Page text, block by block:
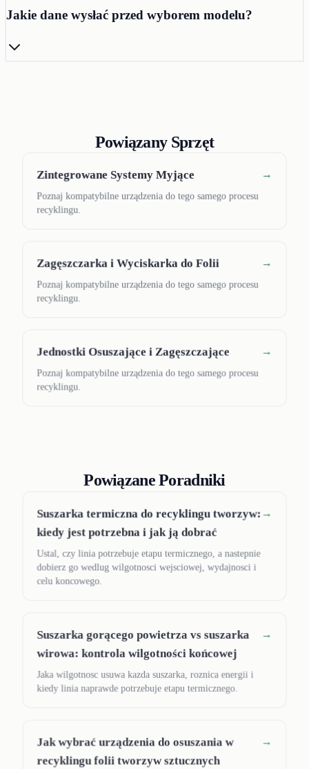
Jakie dane wysłać przed wyborem modelu?
Powiązany Sprzęt
Zintegrowane Systemy Myjące
Poznaj kompatybilne urządzenia do tego samego procesu
recyklingu.
→
Zagęszczarka i Wyciskarka do Folii
Poznaj kompatybilne urządzenia do tego samego procesu
recyklingu.
→
Jednostki Osuszające i Zagęszczające
Poznaj kompatybilne urządzenia do tego samego procesu
recyklingu.
→
Powiązane Poradniki
Suszarka termiczna do recyklingu tworzyw:
kiedy jest potrzebna i jak ją dobrać
Ustal, czy linia potrzebuje etapu termicznego, a nastepnie
dobierz go wedlug wilgotnosci wejsciowej, wydajnosci i
celu koncowego.
→
Suszarka gorącego powietrza vs suszarka
wirowa: kontrola wilgotności końcowej
Jaka wilgotnosc usuwa kazda suszarka, roznica energii i
kiedy linia naprawde potrzebuje etapu termicznego.
→
Jak wybrać urządzenia do osuszania w
recyklingu folii tworzyw sztucznych
→